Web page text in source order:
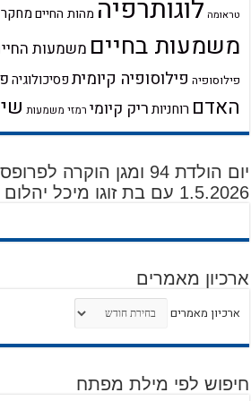
טראומה לוגותרפיה מהות החייםמחקר
משמעות בחיים משמעות
פילוסופיה פילוסופיה קיומיתפסיכולוגיה
האדם רוחניותריק קיומי רמזי משמעות
יום הולדת 94 ומגן הוקרה
1.5.2026 עם בת זוגו מיכל יהלום
ארכיון מאמרים
ארכיון מאמרים
חיפוש לפי מילת מפתח